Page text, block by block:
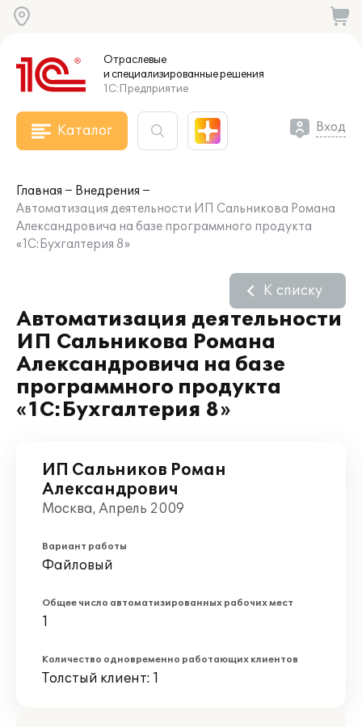
Отраслевые
и специализированныерешения
1С:Предприятие
Каталог Вход
Главная
Внедрения
Автоматизация деятельности ИП Сальникова Романа
Александровича на базе программного продукта
«1С:Бухгалтерия 8»
Автоматизация деятельности
ИП Сальникова Романа
Александровича на базе
программного продукта
«1С:Бухгалтерия 8»
К списку
ИП Сальников Роман
Александрович
Москва, Апрель 2009
Вариант работы
Файловый
Общее число автоматизированных рабочих мест
1
Количество одновременно работающих клиентов
Толстый клиент: 1